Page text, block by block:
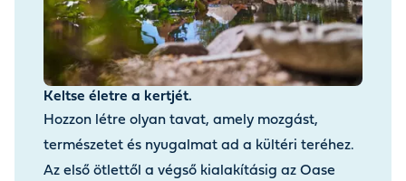
Keltse életre a kertjét.
Hozzon létre olyan tavat, amely mozgást,
természetet és nyugalmat ad a kültéri teréhez.
Az első ötlettől a végső kialakításig az Oase